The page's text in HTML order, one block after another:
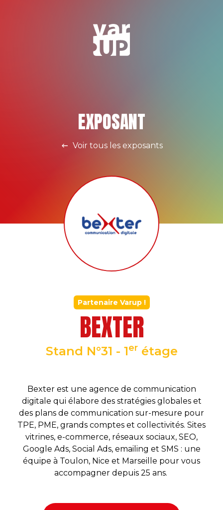
EXPOSANT
Voir tous les exposants
Partenaire Varup !
BEXTER
Stand N°31 - 1erétage
Bexter est une agence de communication
digitale qui élabore des stratégies globales et
des plans de communication sur-mesure pour
TPE, PME, grands comptes et collectivités. Sites
vitrines, e-commerce, réseaux sociaux, SEO,
Google Ads, Social Ads, emailing et SMS : une
équipe à Toulon, Nice et Marseille pour vous
accompagner depuis 25 ans.